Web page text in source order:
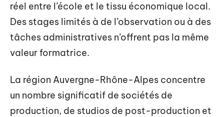
réel entre l’école et le tissu économique local.
Des stages limités à de l’observation ou à des
tâches administratives n’offrent pas la même
valeur formatrice.
La région Auvergne-Rhône-Alpes concentre
un nombre significatif de sociétés de
production, de studios de post-production et